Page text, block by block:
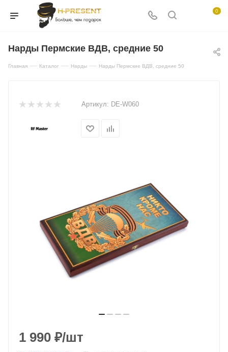
0
Нарды Пермские ВДВ, средние 50
Главная — Каталог — Нарды — Нарды Пермские ВДВ, средние 50
Артикул: DE-W060
1 990 ₽/шт